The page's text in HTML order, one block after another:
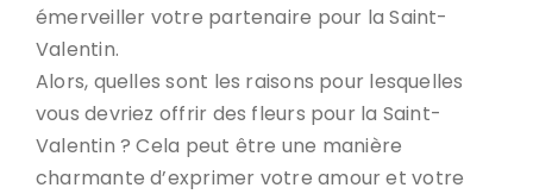
émerveiller votre partenaire pour la Saint-
Valentin.
Alors, quelles sont les raisons pour lesquelles
vous devriez offrir des fleurs pour la Saint-
Valentin ? Cela peut être une manière
charmante d’exprimer votre amour et votre